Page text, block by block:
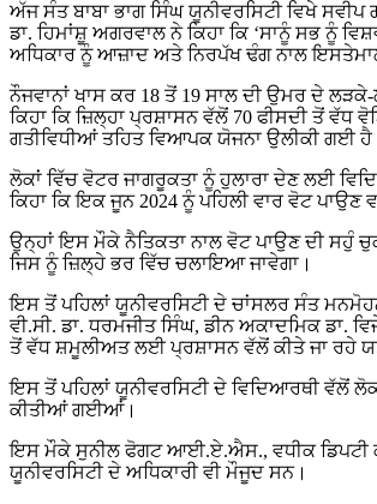
ਅੱਜ ਸੰਤ ਬਾਬਾ ਭਾਗ ਸਿੰਘ ਯੂਨੀਵਰਸਿਟੀ ਵਿਖੇ
ਡਾ. ਹਿਮਾਂਸ਼ੂ ਅਗਰਵਾਲ ਨੇ ਕਿਹਾ ਕਿ ‘ਸਾਨੂੰ ਸਭ ਨੂੰ
ਅਧਿਕਾਰ ਨੂੰ ਆਜ਼ਾਦ ਅਤੇ ਨਿਰਪੱਖ ਢੰਗ ਨਾਲ
ਨੌਜਵਾਨਾਂ ਖਾਸ ਕਰ 18 ਤੋਂ 19 ਸਾਲ ਦੀ ਉਮਰ ਦੇ
ਕਿਹਾ ਕਿ ਜ਼ਿਲ੍ਹਾ ਪ੍ਰਸ਼ਾਸਨ ਵੱਲੋਂ 70 ਫੀਸਦੀ ਤੋਂ
ਗਤੀਵਿਧੀਆਂ ਤਹਿਤ ਵਿਆਪਕ ਯੋਜਨਾ ਉਲੀਕੀ ਗਈ
ਲੋਕਾਂ ਵਿੱਚ ਵੋਟਰ ਜਾਗਰੂਕਤਾ ਨੂੰ ਹੁਲਾਰਾ ਦੇਣ ਲਈ
ਕਿਹਾ ਕਿ ਇਕ ਜੂਨ 2024 ਨੂੰ ਪਹਿਲੀ ਵਾਰ ਵੋਟ
ਉਨ੍ਹਾਂ ਇਸ ਮੌਕੇ ਨੈਤਿਕਤਾ ਨਾਲ ਵੋਟ ਪਾਉਣ ਦੀ ਸਹੁੰ
ਜਿਸ ਨੂੰ ਜ਼ਿਲ੍ਹੇ ਭਰ ਵਿੱਚ ਚਲਾਇਆ ਜਾਵੇਗਾ।
ਇਸ ਤੋਂ ਪਹਿਲਾਂ ਯੂਨੀਵਰਸਿਟੀ ਦੇ ਚਾਂਸਲਰ ਸੰਤ
ਵੀ.ਸੀ. ਡਾ. ਧਰਮਜੀਤ ਸਿੰਘ, ਡੀਨ ਅਕਾਦਮਿਕ ਡਾ.
ਤੋਂ ਵੱਧ ਸ਼ਮੂਲੀਅਤ ਲਈ ਪ੍ਰਸ਼ਾਸਨ ਵੱਲੋਂ ਕੀਤੇ ਜਾ ਰਹੇ
ਇਸ ਤੋਂ ਪਹਿਲਾਂ ਯੂਨੀਵਰਸਿਟੀ ਦੇ ਵਿਦਿਆਰਥੀ ਵੱਲੋਂ
ਕੀਤੀਆਂ ਗਈਆਂ।
ਇਸ ਮੌਕੇ ਸੁਨੀਲ ਫੋਗਟ ਆਈ.ਏ.ਐਸ., ਵਧੀਕ ਡਿਪਟੀ
ਯੂਨੀਵਰਸਿਟੀ ਦੇ ਅਧਿਕਾਰੀ ਵੀ ਮੌਜੂਦ ਸਨ।